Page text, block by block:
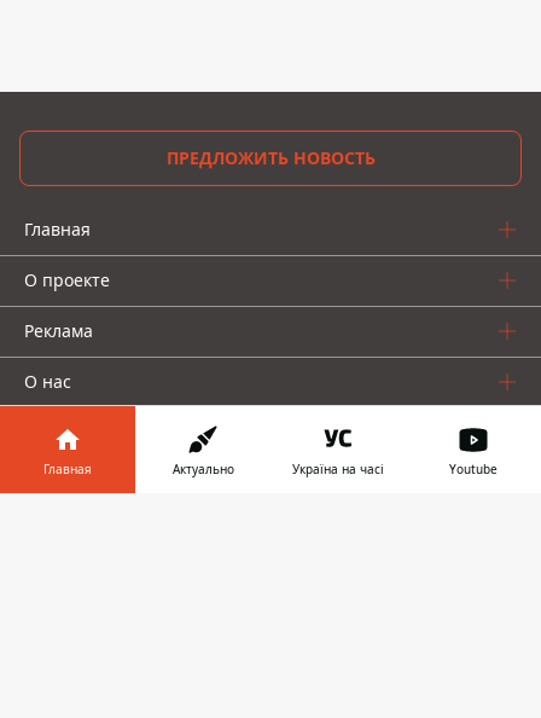
ПРЕДЛОЖИТЬ НОВОСТЬ
Главная
О проекте
Реклама
О нас
Главная Актуально Україна на часі Youtube